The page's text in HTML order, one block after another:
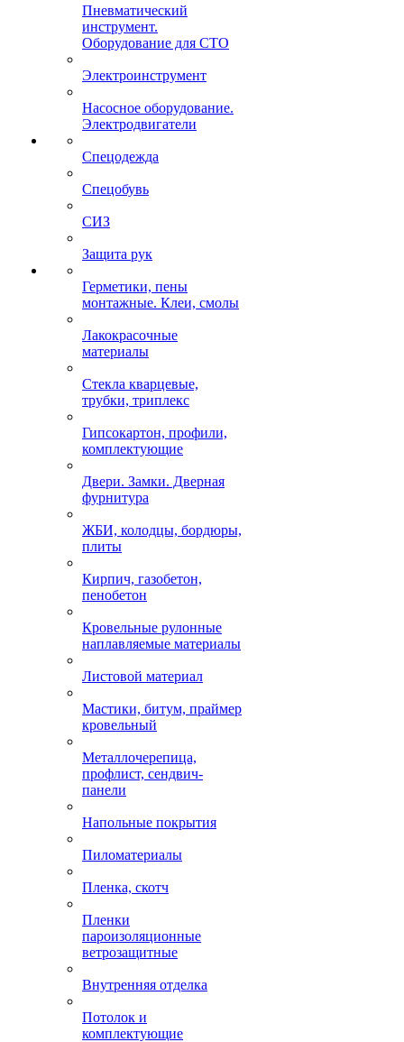
Пневматический
инструмент.
Оборудование для СТО
Электроинструмент
Насосное оборудование.
Электродвигатели
Спецодежда
Спецобувь
СИЗ
Защита рук
Герметики, пены
монтажные. Клеи, смолы
Лакокрасочные
материалы
Стекла кварцевые,
трубки, триплекс
Гипсокартон, профили,
комплектующие
Двери. Замки. Дверная
фурнитура
ЖБИ, колодцы, бордюры,
плиты
Кирпич, газобетон,
пенобетон
Кровельные рулонные
наплавляемые материалы
Листовой материал
Мастики, битум, праймер
кровельный
Металлочерепица,
профлист, сендвич-
панели
Напольные покрытия
Пиломатериалы
Пленка, скотч
Пленки
пароизоляционные
ветрозащитные
Внутренняя отделка
Потолок и
комплектующие